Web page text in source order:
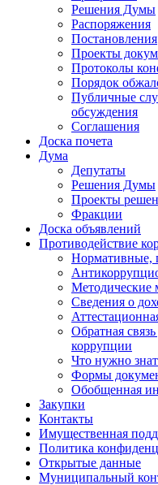
Решения Думы
Распоряжения
Постановления
Проекты
Протоколы
Порядок
Публичные
обсуждения
Соглашения
Доска почета
Дума
Депутаты
Решения Думы
Проекты
Фракции
Доска объявлений
Противодействие
Нормативные,
Методические
Сведения о
Обратная
коррупции
Что нужно
Формы
Обобщенная
Закупки
Контакты
Имущественная
Политика
Открытые данные
Муниципальный